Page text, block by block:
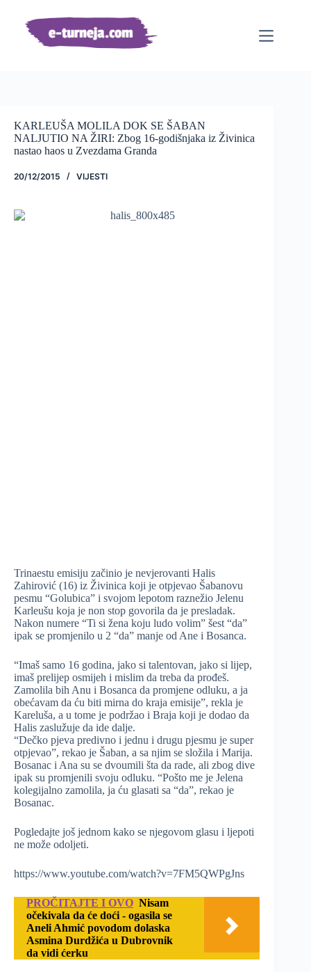
sadržaj
KARLEUŠA MOLILA DOK SE ŠABAN
NALJUTIO NA ŽIRI: Zbog 16-godišnjaka iz Živinica
nastao haos u Zvezdama Granda
20/12/2015 VIJESTI
Trinaestu emisiju začinio je nevjerovanti Halis
Zahirović (16) iz Živinica koji je otpjevao Šabanovu
pesmu “Golubica” i svojom lepotom raznežio Jelenu
Karleušu koja je non stop govorila da je presladak.
Nakon numere “Ti si žena koju ludo volim” šest “da”
ipak se promjenilo u 2 “da” manje od Ane i Bosanca.
“Imaš samo 16 godina, jako si talentovan, jako si lijep,
imaš prelijep osmijeh i mislim da treba da prođeš.
Zamolila bih Anu i Bosanca da promjene odluku, a ja
obećavam da ću biti mirna do kraja emisije”, rekla je
Kareluša, a u tome je podržao i Braja koji je dodao da
Halis zaslužuje da ide dalje.
“Dečko pjeva predivno i jednu i drugu pjesmu je super
otpjevao”, rekao je Šaban, a sa njim se složila i Marija.
Bosanac i Ana su se dvoumili šta da rade, ali zbog dive
ipak su promjenili svoju odluku. “Pošto me je Jelena
kolegijalno zamolila, ja ću glasati sa “da”, rekao je
Bosanac.
Pogledajte još jednom kako se njegovom glasu i ljepoti
ne može odoljeti.
https://www.youtube.com/watch?v=7FM5QWPgJns
PROČITAJTE I OVO Nisam
očekivala da će doći - ogasila se
Aneli Ahmić povodom dolaska
Asmina Durdžića u Dubrovnik
da vidi ćerku